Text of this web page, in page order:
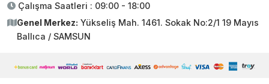
Çalışma Saatleri : 09:00 - 18:00
Genel Merkez: Yükseliş Mah. 1461. Sokak No:2/1 19 Mayıs
Ballıca / SAMSUN